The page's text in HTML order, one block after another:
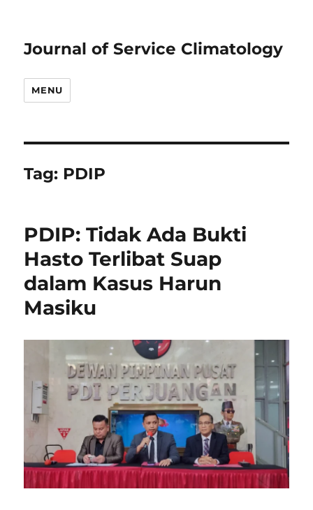
Journal of Service Climatology
MENU
Tag: PDIP
PDIP: Tidak Ada Bukti
Hasto Terlibat Suap
dalam Kasus Harun
Masiku